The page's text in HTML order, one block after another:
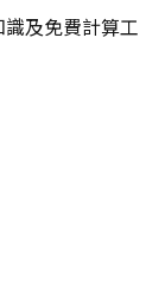
及免費計算工